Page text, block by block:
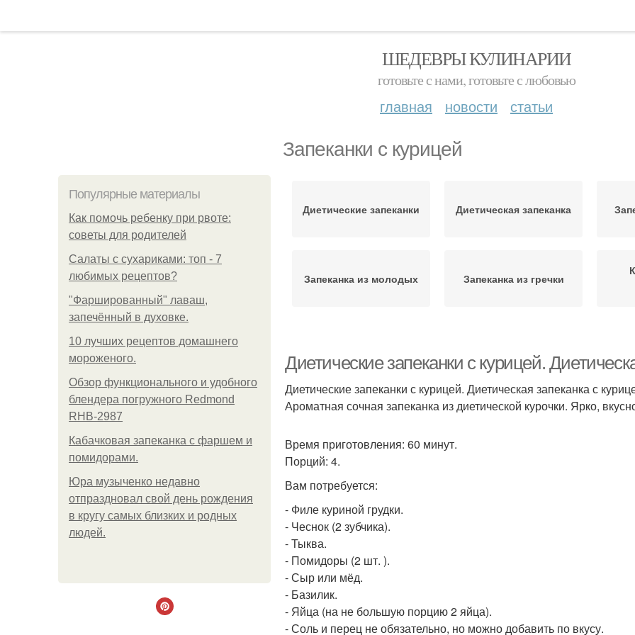
ШЕДЕВРЫ КУЛИНАРИИ
готовьте с нами, готовьте с любовью
главная новости статьи
Запеканки с курицей
Популярные материалы
Как помочь ребенку при рвоте:
советы для родителей
Салаты с сухариками: топ - 7
любимых рецептов?
"Фаршированный" лаваш,
запечённый в духовке.
10 лучших рецептов домашнего
мороженого.
Обзор функционального и удобного
блендера погружного Redmond
RHB-2987
Кабачковая запеканка с фаршем и
помидорами.
Юра музыченко недавно
отпраздновал свой день рождения
в кругу самых близких и родных
людей.
Диетические запеканки Диетическая запеканка
Запеканка из молодых Запеканка из гречки
филе
фарша
Низкокалорийные
Запеканка с куриного
фарша
Нежная запеканка
Запеканки из курицы Запеканка для детей
Диетические запеканки с курицей.
Диетические запеканки с курицей. Диетическая запеканка с
Ароматная сочная запеканка из диетической курочки. Ярко,
Время приготовления: 60 минут.
Порций: 4.
Вам потребуется:
- Филе куриной грудки.
- Чеснок (2 зубчика).
- Тыква.
- Помидоры (2 шт. ).
- Сыр или мёд.
- Базилик.
- Яйца (на не большую порцию 2 яйца).
- Соль и перец не обязательно, но можно добавить по вкусу.